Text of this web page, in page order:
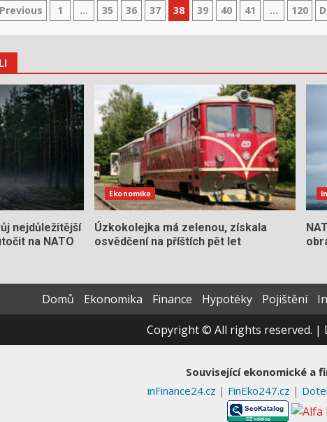
Stránkování
Previous 1 … 35 36 37 38 39 40 41 … 120
nejdůležitější
na NATO
Ekonomika
Úzkokolejka má zelenou, získala
osvědčení na příštích pět let
Domů Ekonomika Finance Hypotéky Pojištění
Copyright © All rights reserved. |
Související ekonomické a
inFinance24.cz | FinEko247.cz |